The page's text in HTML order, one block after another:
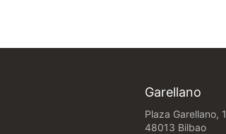
Garellano
Plaza Garellano,
48013 Bilbao